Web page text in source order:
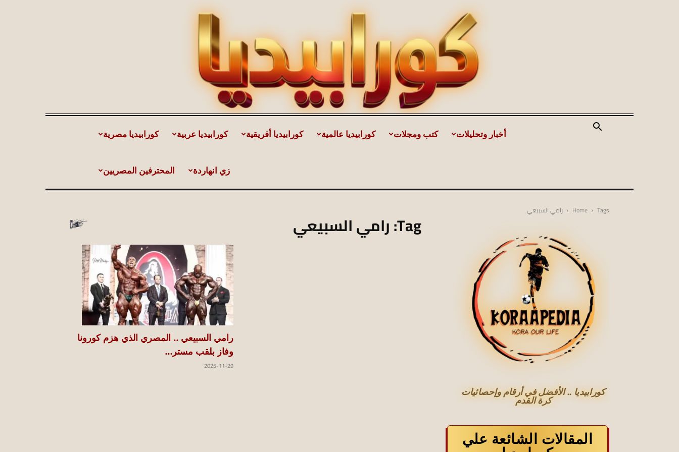
كورابيديا مصرية كورابيديا عربية كورابيديا أفريقية كورابيديا عالمية كتب ومجلات أخبار وتحليلات
المحترفين المصريين زي انهاردة
Home Tags رامي السبيعي
Tag: رامي السبيعي
رامي السبيعي .. المصري الذي هزم كورونا
وفاز بلقب مستر...
2025-11-29
كورابيديا .. الأفضل في أرقام وإحصائيات
كرة القدم
المقالات الشائعة علي